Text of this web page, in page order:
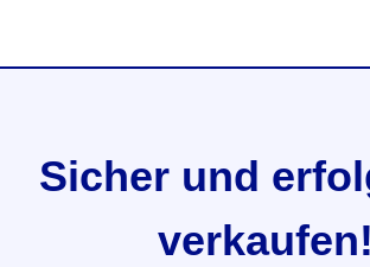
Sicher und
verkaufen!